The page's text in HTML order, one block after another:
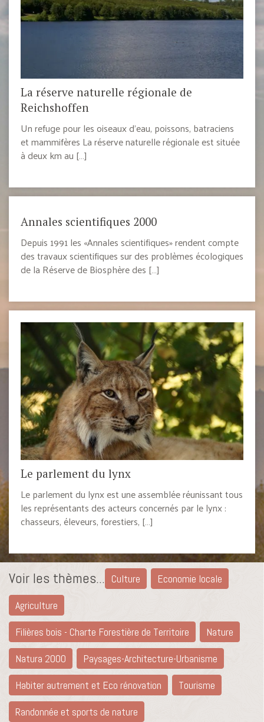
La réserve naturelle régionale de
Reichshoffen
Un refuge pour les oiseaux d’eau, poissons, batraciens
et mammifères La réserve naturelle régionale est située
à deux km au […]
Annales scientifiques 2000
Depuis 1991 les «Annales scientifiques» rendent compte
des travaux scientifiques sur des problèmes écologiques
de la Réserve de Biosphère des […]
Le parlement du lynx
Le parlement du lynx est une assemblée réunissant tous
les représentants des acteurs concernés par le lynx :
chasseurs, éleveurs, forestiers, […]
Voir les thèmes... Culture
Economie locale
Agriculture
Filières bois - Charte Forestière de Territoire
Nature
Natura 2000
Paysages-Architecture-Urbanisme
Habiter autrement et Eco rénovation
Tourisme
Randonnée et sports de nature